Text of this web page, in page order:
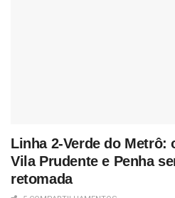
Linha 2-Verde do Metrô:
Vila Prudente e Penha
retomada